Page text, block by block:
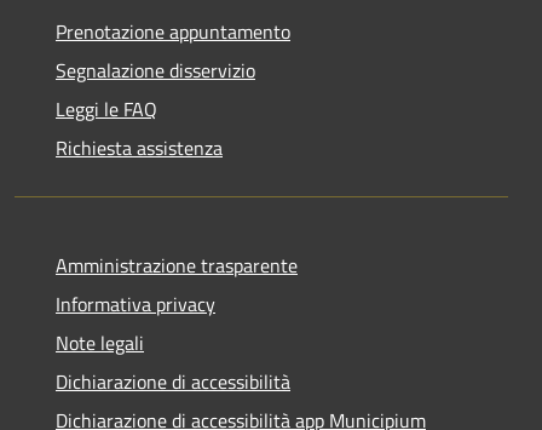
Prenotazione appuntamento
Segnalazione disservizio
Leggi le FAQ
Richiesta assistenza
Amministrazione trasparente
Informativa privacy
Note legali
Dichiarazione di accessibilità
Dichiarazione di accessibilità app Municipium